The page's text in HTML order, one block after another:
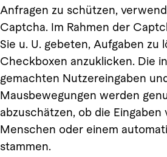
Anfragen zu schützen,
Captcha. Im Rahmen der
Sie u. U. gebeten, Aufgaben zu
Checkboxen anzuklicken. Die
gemachten Nutzereingaben
Mausbewegungen werden
abzuschätzen, ob die Eingaben
Menschen oder einem
stammen.